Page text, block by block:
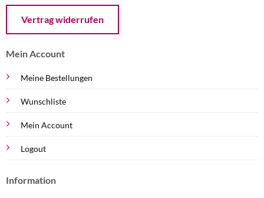
Vertrag widerrufen
Mein Account
Meine Bestellungen
Wunschliste
Mein Account
Logout
Information